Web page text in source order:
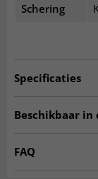
Schering
Specificaties
Beschikbaar in
FAQ